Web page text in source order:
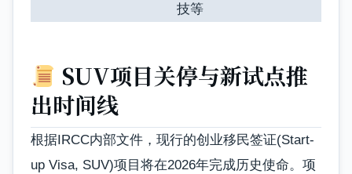
技等
SUV项目关停与新试点推
出时间线
根据IRCC内部文件，现行的创业移民签证(Start-
up Visa, SUV)项目将在2026年完成历史使命。项